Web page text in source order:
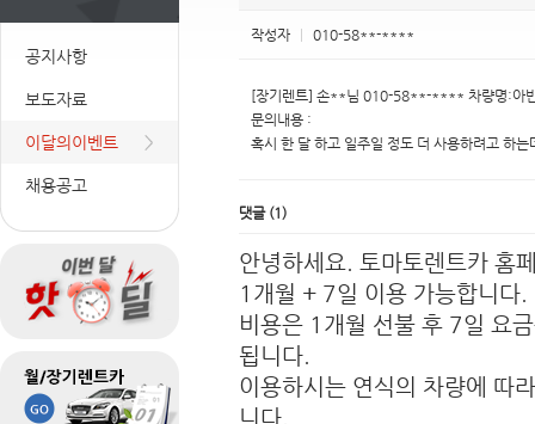
공지사항
보도자료
이달의이벤트
채용공고
작성자 010-58**-****
[장기렌트] 손**님 010-58**-**** 차량명:아
문의내용 :
혹시 한 달 하고 일주일 정도 더 사용하려고 하
댓글 (1)
안녕하세요. 토마토렌트카 홈
1개월 + 7일 이용 가능합니다.
비용은 1개월 선불 후 7일 요
됩니다.
이용하시는 연식의 차량에 따
니다.